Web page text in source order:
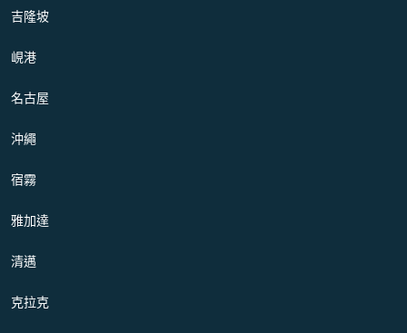
吉隆坡
峴港
名古屋
沖繩
宿霧
雅加達
清邁
克拉克